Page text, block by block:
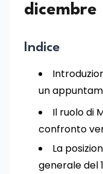
dicembre
Indice
un
Il ruolo di
confronto
La
generale del